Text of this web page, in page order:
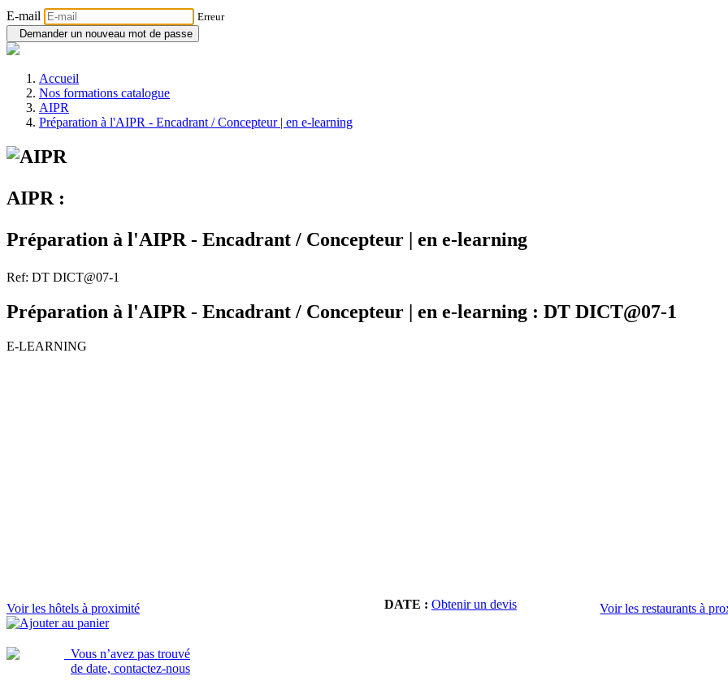
E-mail
Erreur
Demander un nouveau mot de passe
Accueil
Nos formations catalogue
AIPR
Préparation à l'AIPR - Encadrant / Concepteur | en e-learning
AIPR :
Préparation à l'AIPR - Encadrant / Concepteur | en e-learning
Ref: DT DICT@07-1
Préparation à l'AIPR - Encadrant / Concepteur | en e-learning : DT DICT@07-1
E-LEARNING
Voir les hôtels à proximité Voir les restaurants à
DATE : Obtenir un devis
Ajouter au panier
Vous n’avez pas trouvé
de date, contactez-nous